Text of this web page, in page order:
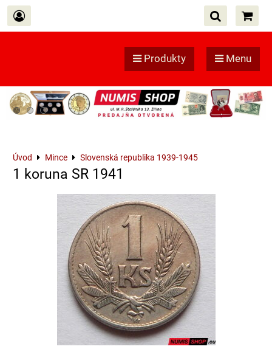
Produkty Menu
Úvod Mince Slovenská republika 1939-1945
1 koruna SR 1941